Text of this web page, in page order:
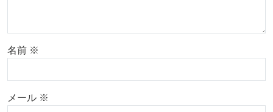
名前 ※
メール ※